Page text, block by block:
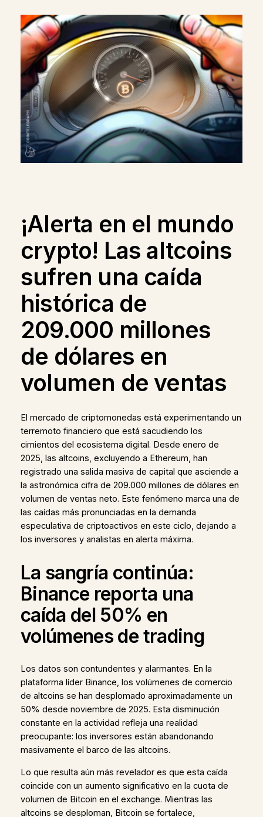
¡Alerta en el mundo
crypto! Las altcoins
sufren una caída
histórica de
209.000 millones
de dólares en
volumen de ventas
El mercado de criptomonedas está experimentando un
terremoto financiero que está sacudiendo los
cimientos del ecosistema digital. Desde enero de
2025, las altcoins, excluyendo a Ethereum, han
registrado una salida masiva de capital que asciende a
la astronómica cifra de 209.000 millones de dólares en
volumen de ventas neto. Este fenómeno marca una de
las caídas más pronunciadas en la demanda
especulativa de criptoactivos en este ciclo, dejando a
los inversores y analistas en alerta máxima.
La sangría continúa:
Binance reporta una
caída del 50% en
volúmenes de trading
Los datos son contundentes y alarmantes. En la
plataforma líder Binance, los volúmenes de comercio
de altcoins se han desplomado aproximadamente un
50% desde noviembre de 2025. Esta disminución
constante en la actividad refleja una realidad
preocupante: los inversores están abandonando
masivamente el barco de las altcoins.
Lo que resulta aún más revelador es que esta caída
coincide con un aumento significativo en la cuota de
volumen de Bitcoin en el exchange. Mientras las
altcoins se desploman, Bitcoin se fortalece,